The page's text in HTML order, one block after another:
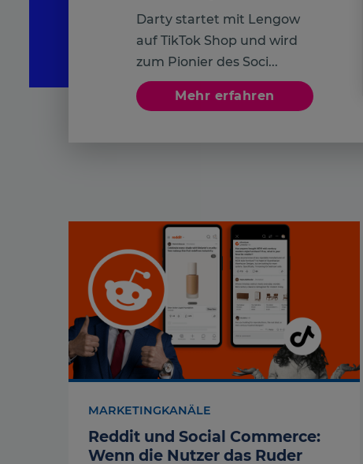
Darty startet mit Lengow
auf TikTok Shop und wird
zum Pionier des Soci...
Mehr erfahren
MARKETINGKANÄLE
Reddit und Social Commerce:
Wenn die Nutzer das Ruder